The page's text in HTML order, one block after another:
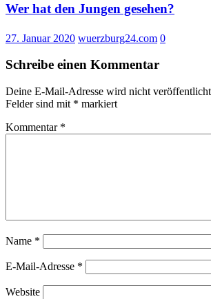
Wer hat den Jungen gesehen?
27. Januar 2020 wuerzburg24.com 0
Schreibe einen Kommentar
Deine E-Mail-Adresse wird nicht
Felder sind mit * markiert
Kommentar *
Name *
E-Mail-Adresse *
Website